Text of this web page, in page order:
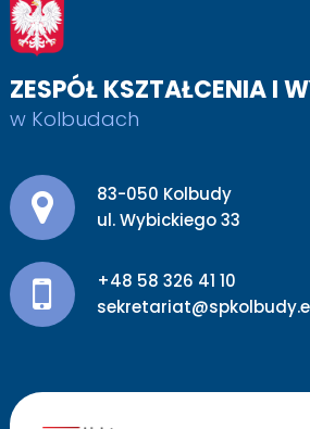
ZESPÓŁ KSZTAŁCENIA I
w Kolbudach
Adres pocztowy:
83-050 Kolbudy
ul. Wybickiego 33
+48 58 326 41 10